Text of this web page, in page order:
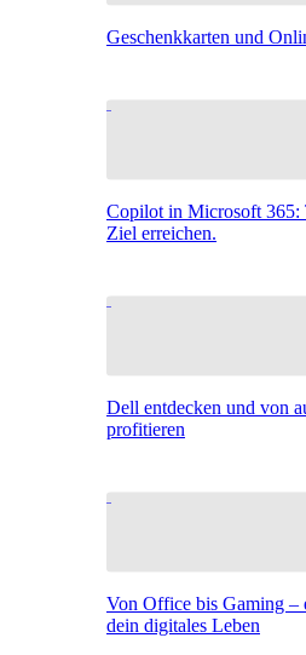
Geschenkkarten und
Copilot in Microsoft 365:
Ziel erreichen.
Dell entdecken und von
profitieren
Von Office bis Gaming –
dein digitales Leben